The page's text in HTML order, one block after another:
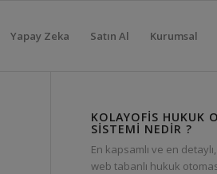
Yapay Zeka Satın Al Kurumsal
KOLAYOFIS HUKUK
SISTEMI NEDIR ?
En kapsamlı ve en
web tabanlı hukuk